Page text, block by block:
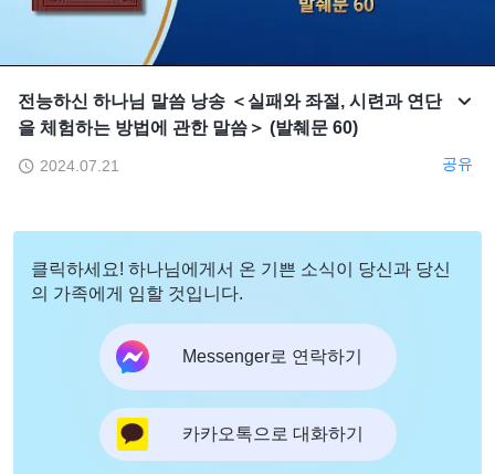
전능하신 하나님 말씀 낭송 ＜실패와 좌절, 시련과 연단
을 체험하는 방법에 관한 말씀＞ (발췌문 60)
2024.07.21 공유
클릭하세요! 하나님에게서 온 기쁜 소식이 당신과 당신
의 가족에게 임할 것입니다.
Messenger로 연락하기
카카오톡으로 대화하기